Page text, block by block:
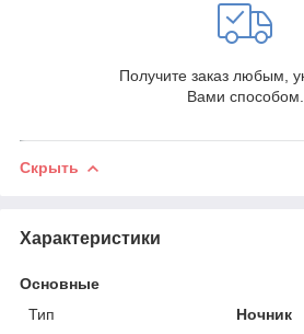
Получите заказ любым,
Вами способом.
Скрыть
Характеристики
Основные
Тип
Ночник